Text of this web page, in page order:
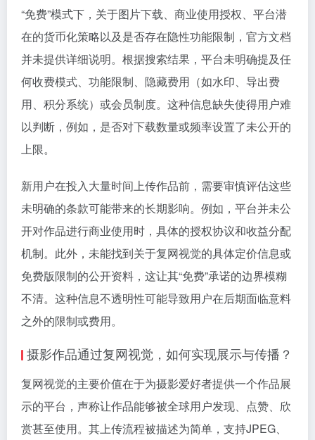
“免费”模式下，关于图片下载、商业使用授权、平台潜
在的货币化策略以及是否存在隐性功能限制，官方文档
并未提供详细说明。根据搜索结果，平台未明确提及任
何收费模式、功能限制、隐藏费用（如水印、导出费
用、积分系统）或会员制度。这种信息缺失使得用户难
以判断，例如，是否对下载数量或频率设置了未公开的
上限。
新用户在投入大量时间上传作品前，需要审慎评估这些
未明确的条款可能带来的长期影响。例如，平台并未公
开对作品进行商业使用时，具体的授权协议和收益分配
机制。此外，未能找到关于复网视觉的具体定价信息或
免费版限制的公开资料，这让其“免费”承诺的边界模糊
不清。这种信息不透明性可能导致用户在后期面临意料
之外的限制或费用。
摄影作品通过复网视觉，如何实现展示与传播？
复网视觉的主要价值在于为摄影爱好者提供一个作品展
示的平台，声称让作品能够被全球用户发现、点赞、欣
赏甚至使用。其上传流程被描述为简单，支持JPEG、